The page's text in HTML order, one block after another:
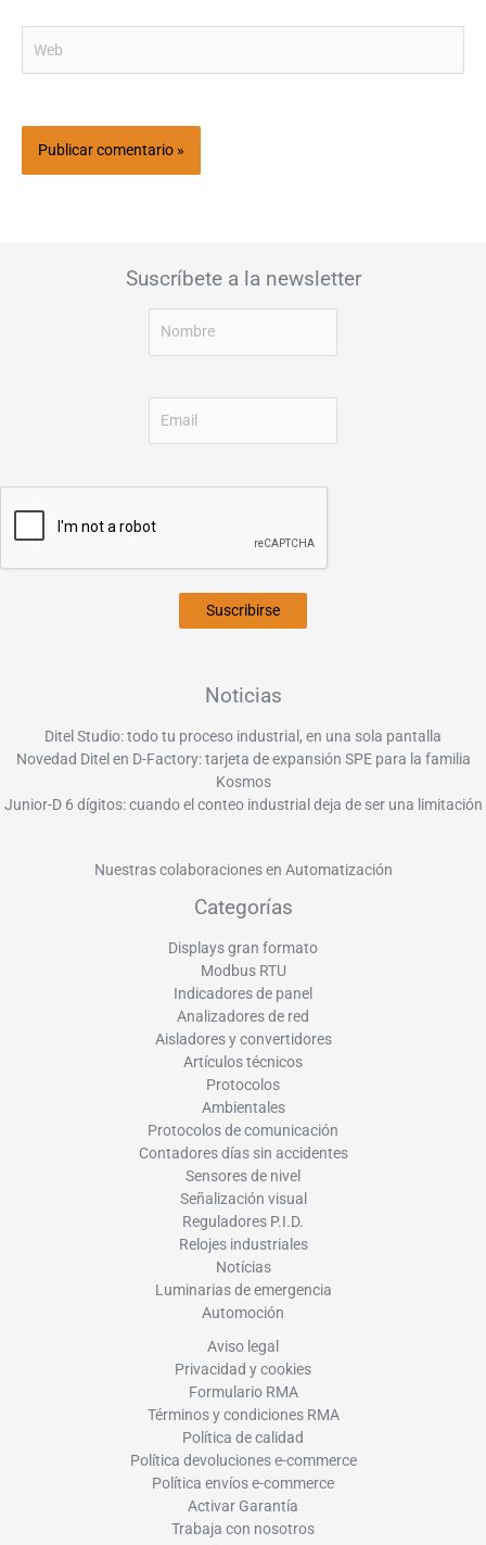
Suscríbete a la newsletter
Suscribirse
Noticias
Ditel Studio: todo tu proceso industrial, en una sola pantalla
Novedad Ditel en D-Factory: tarjeta de expansión SPE para la familia
Kosmos
Junior-D 6 dígitos: cuando el conteo industrial deja de ser una limitación
Nuestras colaboraciones en Automatización
Categorías
Displays gran formato
Modbus RTU
Indicadores de panel
Analizadores de red
Aisladores y convertidores
Artículos técnicos
Protocolos
Ambientales
Protocolos de comunicación
Contadores días sin accidentes
Sensores de nivel
Señalización visual
Reguladores P.I.D.
Relojes industriales
Notícias
Luminarias de emergencia
Automoción
Aviso legal
Privacidad y cookies
Formulario RMA
Términos y condiciones RMA
Política de calidad
Política devoluciones e-commerce
Política envíos e-commerce
Activar Garantía
Trabaja con nosotros